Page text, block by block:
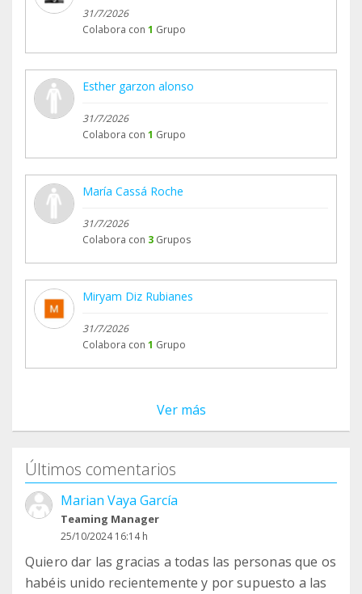
31/7/2026
Colabora con 1 Grupo
Esther garzon alonso
31/7/2026
Colabora con 1 Grupo
María Cassá Roche
31/7/2026
Colabora con 3 Grupos
Miryam Diz Rubianes
31/7/2026
Colabora con 1 Grupo
Ver más
Últimos comentarios
Marian Vaya García
Teaming Manager
25/10/2024 16:14 h
Quiero dar las gracias a todas las personas que os
habéis unido recientemente y por supuesto a las